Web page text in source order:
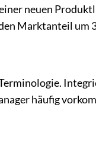
neuen
Marktanteil um
häufig